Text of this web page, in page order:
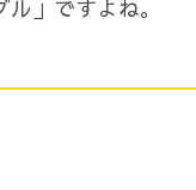
」ですよね。